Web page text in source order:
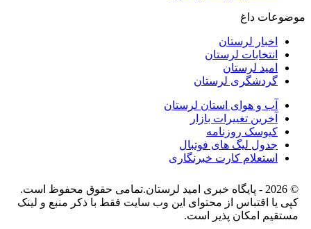
موضوعات داغ
اخبار لرستان
انتخابات لرستان
امید لرستان
گردشگری لرستان
آب و هوای استان لرستان
آخرین تغییرات بازار
کیوسک روزنامه
جدول لیگ های فوتبال
استعلام کارت خبرنگاری
© 2026 - پایگاه خبری اميد لرستان.تمامی حقوق محفوظ است.
کپی یا اقتباس از محتوای این وب سایت فقط با ذکر منبع و لینک
مستقیم امکان پذیر است.